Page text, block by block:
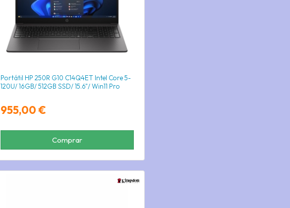
Portátil HP 250R G10 C14Q4ET Intel Core 5-
120U/ 16GB/ 512GB SSD/ 15.6"/ Win11 Pro
955,00 €
Comprar